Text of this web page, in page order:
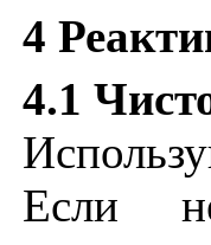
4
4.1
Если